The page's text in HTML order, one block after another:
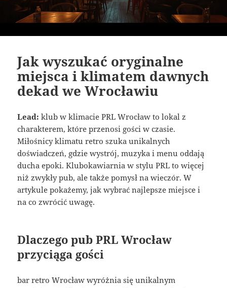
Jak wyszukać oryginalne
miejsca i klimatem dawnych
dekad we Wrocławiu
Lead: klub w klimacie PRL Wrocław to lokal z
charakterem, które przenosi gości w czasie.
Miłośnicy klimatu retro szuka unikalnych
doświadczeń, gdzie wystrój, muzyka i menu oddają
ducha epoki. Klubokawiarnia w stylu PRL to więcej
niż zwykły pub, ale także pomysł na wieczór. W
artykule pokażemy, jak wybrać najlepsze miejsce i
na co zwrócić uwagę.
Dlaczego pub PRL Wrocław
przyciąga gości
bar retro Wrocław wyróżnia się unikalnym